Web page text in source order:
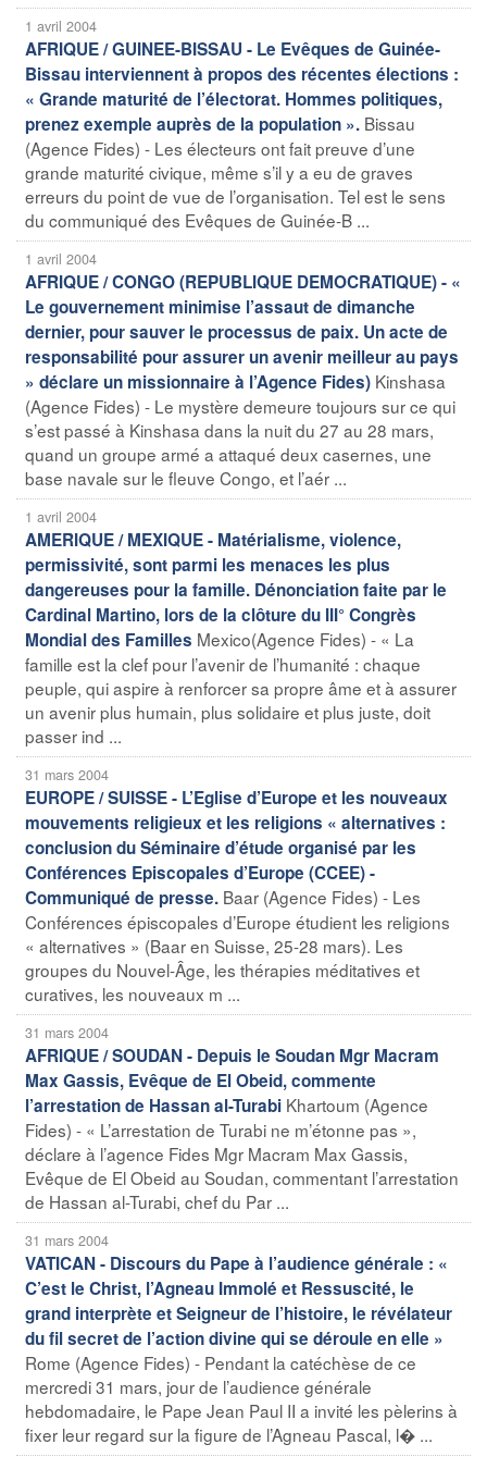
1 avril 2004
AFRIQUE / GUINEE-BISSAU - Le Evêques de Guinée-
Bissau interviennent à propos des récentes élections :
« Grande maturité de l’électorat. Hommes politiques,
prenez exemple auprès de la population ». Bissau
(Agence Fides) - Les électeurs ont fait preuve d’une
grande maturité civique, même s’il y a eu de graves
erreurs du point de vue de l’organisation. Tel est le sens
du communiqué des Evêques de Guinée-B ...
1 avril 2004
AFRIQUE / CONGO (REPUBLIQUE DEMOCRATIQUE) - «
Le gouvernement minimise l’assaut de dimanche
dernier, pour sauver le processus de paix. Un acte de
responsabilité pour assurer un avenir meilleur au pays
» déclare un missionnaire à l’Agence Fides) Kinshasa
(Agence Fides) - Le mystère demeure toujours sur ce qui
s’est passé à Kinshasa dans la nuit du 27 au 28 mars,
quand un groupe armé a attaqué deux casernes, une
base navale sur le fleuve Congo, et l’aér ...
1 avril 2004
AMERIQUE / MEXIQUE - Matérialisme, violence,
permissivité, sont parmi les menaces les plus
dangereuses pour la famille. Dénonciation faite par le
Cardinal Martino, lors de la clôture du III° Congrès
Mondial des Familles Mexico(Agence Fides) - « La
famille est la clef pour l’avenir de l’humanité : chaque
peuple, qui aspire à renforcer sa propre âme et à assurer
un avenir plus humain, plus solidaire et plus juste, doit
passer ind ...
31 mars 2004
EUROPE / SUISSE - L’Eglise d’Europe et les nouveaux
mouvements religieux et les religions « alternatives :
conclusion du Séminaire d’étude organisé par les
Conférences Episcopales d’Europe (CCEE) -
Communiqué de presse. Baar (Agence Fides) - Les
Conférences épiscopales d’Europe étudient les religions
« alternatives » (Baar en Suisse, 25-28 mars). Les
groupes du Nouvel-Âge, les thérapies méditatives et
curatives, les nouveaux m ...
31 mars 2004
AFRIQUE / SOUDAN - Depuis le Soudan Mgr Macram
Max Gassis, Evêque de El Obeid, commente
l’arrestation de Hassan al-Turabi Khartoum (Agence
Fides) - « L’arrestation de Turabi ne m’étonne pas »,
déclare à l’agence Fides Mgr Macram Max Gassis,
Evêque de El Obeid au Soudan, commentant l’arrestation
de Hassan al-Turabi, chef du Par ...
31 mars 2004
VATICAN - Discours du Pape à l’audience générale : «
C’est le Christ, l’Agneau Immolé et Ressuscité, le
grand interprète et Seigneur de l’histoire, le révélateur
du fil secret de l’action divine qui se déroule en elle »
Rome (Agence Fides) - Pendant la catéchèse de ce
mercredi 31 mars, jour de l’audience générale
hebdomadaire, le Pape Jean Paul II a invité les pèlerins à
fixer leur regard sur la figure de l’Agneau Pascal, l� ...